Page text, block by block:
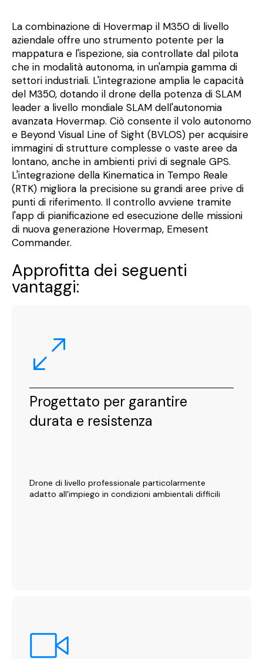
La combinazione di Hovermap il M350 di livello
aziendale offre uno strumento potente per la
mappatura e l'ispezione, sia controllate dal pilota
che in modalità autonoma, in un'ampia gamma di
settori industriali. L'integrazione amplia le capacità
del M350, dotando il drone della potenza di SLAM
leader a livello mondiale SLAM dell'autonomia
avanzata Hovermap. Ciò consente il volo autonomo
e Beyond Visual Line of Sight (BVLOS) per acquisire
immagini di strutture complesse o vaste aree da
lontano, anche in ambienti privi di segnale GPS.
L'integrazione della Kinematica in Tempo Reale
(RTK) migliora la precisione su grandi aree prive di
punti di riferimento. Il controllo avviene tramite
l'app di pianificazione ed esecuzione delle missioni
di nuova generazione Hovermap, Emesent
Commander.
Approfitta dei seguenti
vantaggi:
Progettato per garantire
durata e resistenza
Drone di livello professionale particolarmente
adatto all'impiego in condizioni ambientali difficili